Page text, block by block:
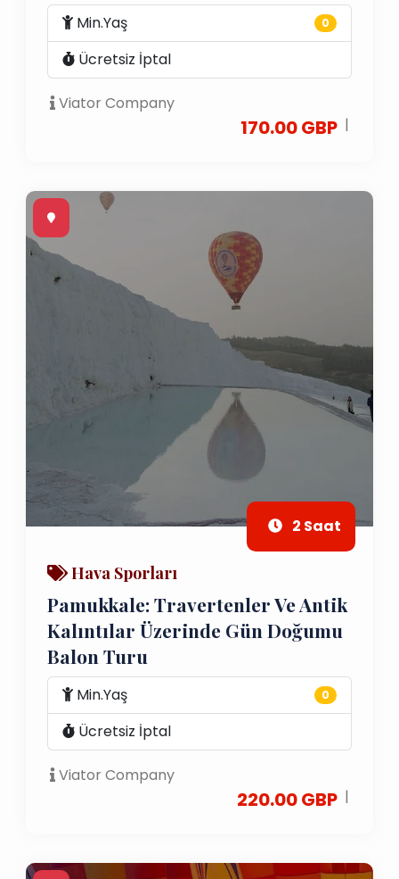
Min.Yaş 0
Ücretsiz İptal
Viator Company
170.00 GBP |
2 Saat
Hava Sporları
Pamukkale: Travertenler Ve Antik
Kalıntılar Üzerinde Gün Doğumu
Balon Turu
Min.Yaş 0
Ücretsiz İptal
Viator Company
220.00 GBP |